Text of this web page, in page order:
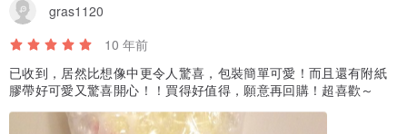
gras1120
10 年前
已收到，居然比想像中更令人驚喜，包裝簡單可愛！而且還有附紙
膠帶好可愛又驚喜開心！！買得好值得，願意再回購！超喜歡～